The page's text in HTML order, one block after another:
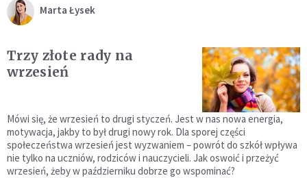
Marta Łysek
Trzy złote rady na
wrzesień
Mówi się, że wrzesień to drugi styczeń. Jest w nas nowa energia,
motywacja, jakby to był drugi nowy rok. Dla sporej części
społeczeństwa wrzesień jest wyzwaniem – powrót do szkół wpływa
nie tylko na uczniów, rodziców i nauczycieli. Jak oswoić i przeżyć
wrzesień, żeby w październiku dobrze go wspominać?